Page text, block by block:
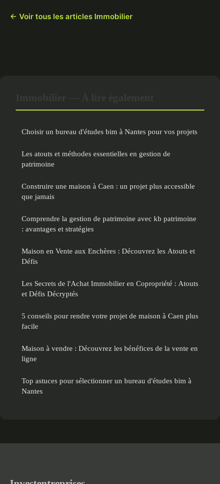
← Voir tous les articles Immobilier
Choisir un bureau d'études bim à Nantes pour vos projets
Les atouts et méthodes essentielles en gestion de
patrimoine
Construire une maison à Caen : un projet plus accessible
que jamais
Comprendre la gestion de patrimoine avec kb patrimoine
: avantages et stratégies
Maison en Vente aux Enchères : Découvrez les Atouts et
Défis
Les Secrets de l'Achat Immobilier en Copropriété : Atouts
et Défis Décryptés
5 conseils pour rendre votre projet de maison à Caen plus
facile
Maison à vendre : Découvrez les bénéfices de la vente en
ligne
Top astuces pour sélectionner un bureau d'études bim à
Nantes